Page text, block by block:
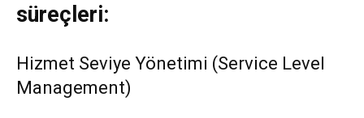
süreçleri:
Hizmet Seviye Yönetimi (Service Level
Management)